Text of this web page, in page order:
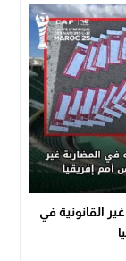
القانونية في